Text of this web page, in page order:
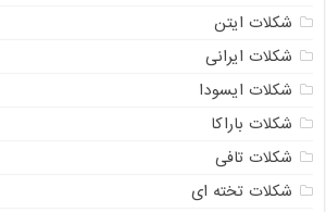
شکلات ایتن
شکلات ایرانی
شکلات ایسودا
شکلات باراکا
شکلات تافی
شکلات تخته ای